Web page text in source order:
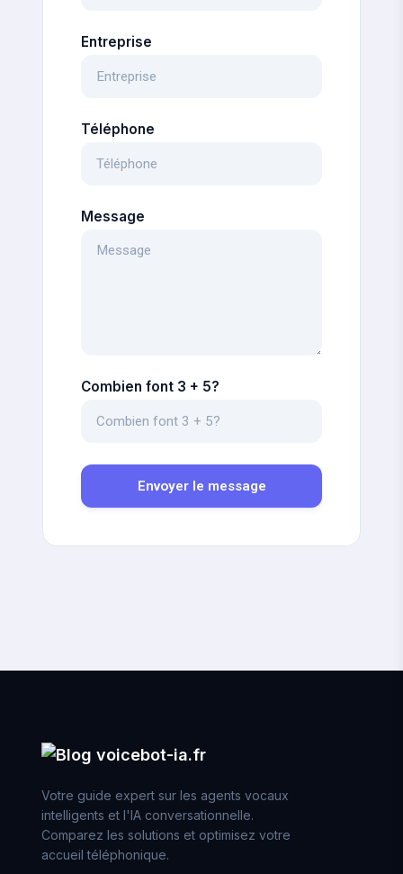
Entreprise
Téléphone
Message
Combien font 3 + 5?
Envoyer le message
Votre guide expert sur les agents vocaux
intelligents et l'IA conversationnelle.
Comparez les solutions et optimisez votre
accueil téléphonique.